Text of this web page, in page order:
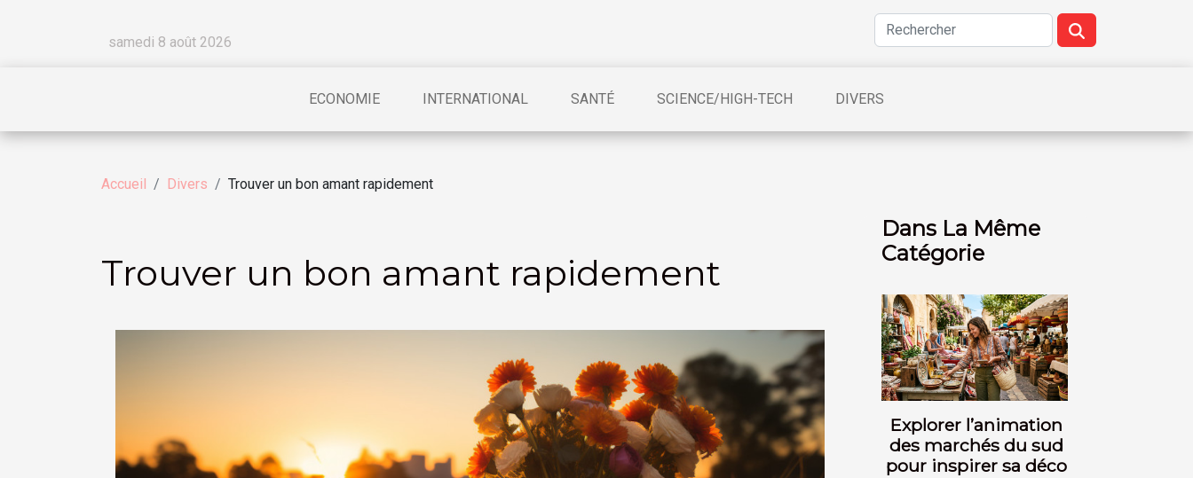
samedi 8 août 2026
ECONOMIE INTERNATIONAL SANTÉ SCIENCE/HIGH-TECH DIVERS
Accueil Divers Trouver un bon amant rapidement
Trouver un bon amant rapidement
Dans La Même
Catégorie
Explorer l’animation
des marchés du sud
pour inspirer sa déco